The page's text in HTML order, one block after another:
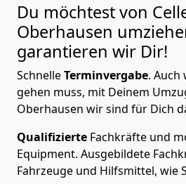
Du möchtest von
Oberhausen
garantieren wir Dir!
SchnelleTerminvergabe. Auch
gehen muss, mit Deinem
Oberhausen wir sind für Dich
Qualifizierte Fachkräfte und
Equipment. Ausgebildete
Fahrzeuge und Hilfsmittel, wie